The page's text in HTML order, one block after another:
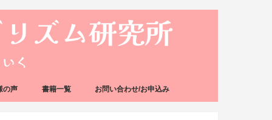
の声 書籍一覧 お問い合わせ/お申込み